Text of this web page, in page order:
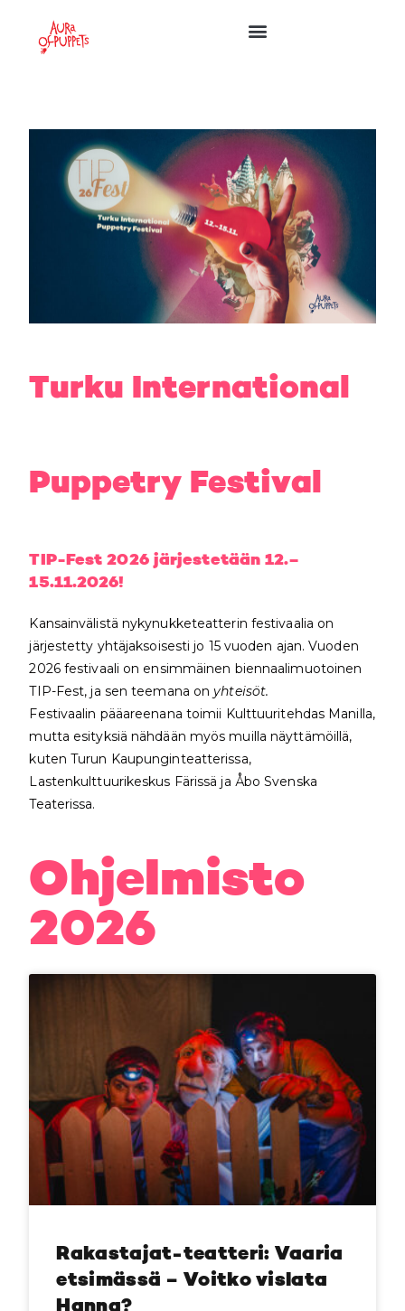
Turku International
Puppetry Festival
TIP-Fest 2026 järjestetään 12.–
15.11.2026!
Kansainvälistä nykynukketeatterin festivaalia on
järjestetty yhtäjaksoisesti jo 15 vuoden ajan. Vuoden
2026 festivaali on ensimmäinen biennaalimuotoinen
TIP-Fest, ja sen teemana onyhteisöt.
Festivaalin pääareenana toimii Kulttuuritehdas Manilla,
mutta esityksiä nähdään myös muilla näyttämöillä,
kuten Turun Kaupunginteatterissa,
Lastenkulttuurikeskus Färissä ja Åbo Svenska
Teaterissa.
Ohjelmisto
2026
Rakastajat-teatteri: Vaaria
etsimässä – Voitko vislata
Hanna?